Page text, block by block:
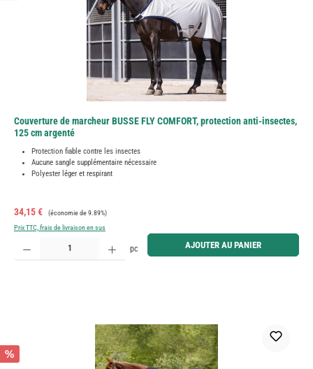
Couverture de marcheur BUSSE FLY COMFORT, protection anti-insectes,
125 cm argenté
Protection fiable contre les insectes
Aucune sangle supplémentaire nécessaire
Polyester léger et respirant
Prix de vente :
34,15 € Prix régulier :
(économie de 9.89%)
Prix TTC, frais de livraison en sus
Quantité de produit : Entrez la quantité souhaitée ou utilisez les boutons pour augmenter ou
pc AJOUTER AU PANIER
%